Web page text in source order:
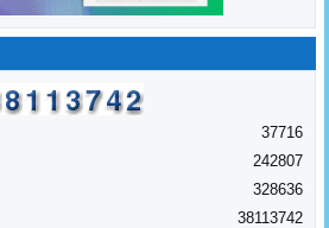
37716
242807
328636
38113742